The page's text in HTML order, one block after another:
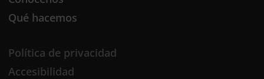
Qué hacemos
Política de privacidad
Accesibilidad